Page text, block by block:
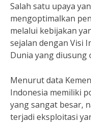
Salah satu upaya
mengoptimalkan
melalui kebijakan
sejalan dengan Visi
Dunia yang diusung
Menurut data
Indonesia memiliki
yang sangat besar,
terjadi eksploitasi